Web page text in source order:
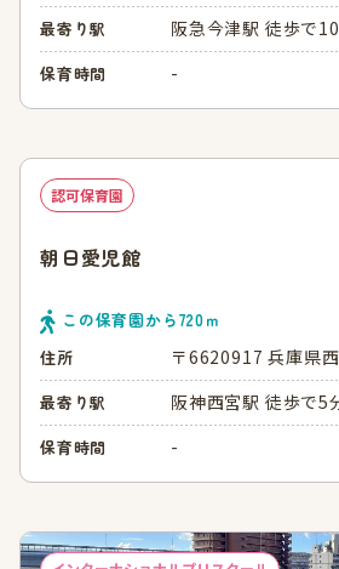
最寄り駅 阪急今津駅 徒歩で
保育時間 -
認可保育園
朝日愛児館
この保育園から720ｍ
住所
〒6620917 兵庫県
最寄り駅 阪神西宮駅 徒歩で5
保育時間 -